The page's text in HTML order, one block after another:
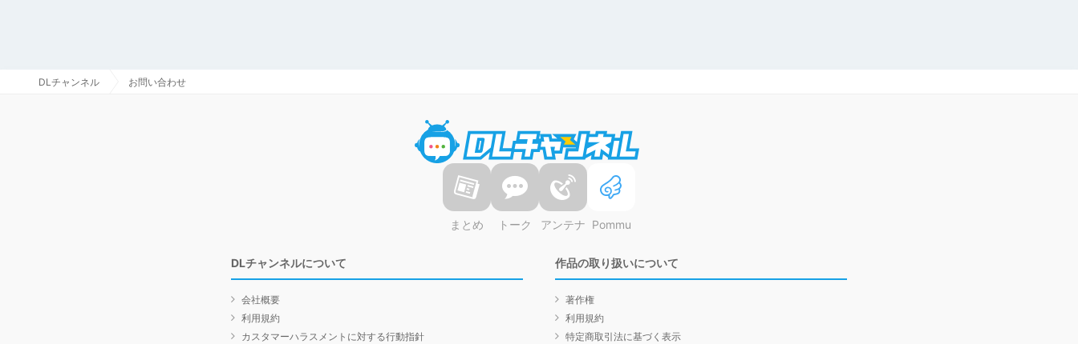
DLチャンネル お問い合わせ
まとめ トーク アンテナ Pommu
DLチャンネルについて
会社概要
利用規約
カスタマーハラスメントに対する行動指針
作品の取り扱いについて
著作権
利用規約
特定商取引法に基づく表示